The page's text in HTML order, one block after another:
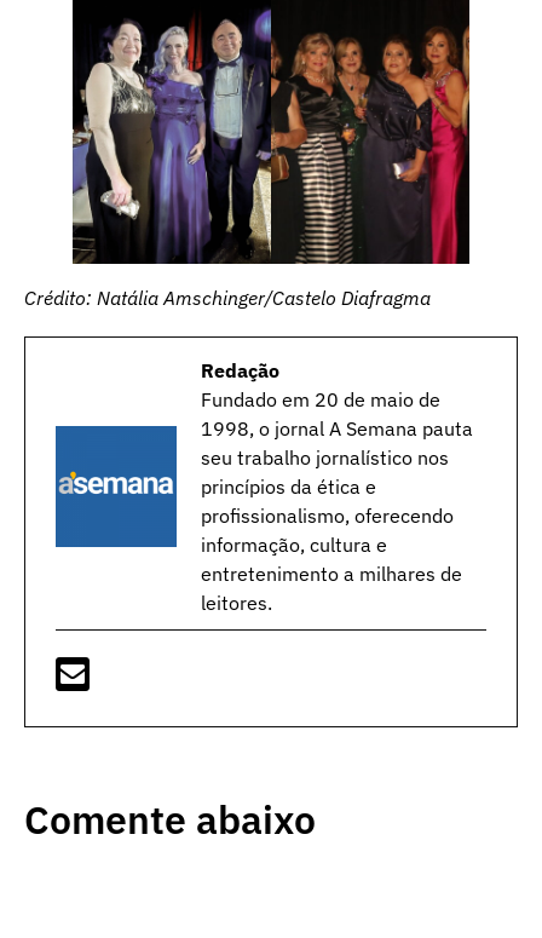
Crédito: Natália Amschinger/Castelo Diafragma
Redação
Fundado em 20 de maio de
1998, o jornal A Semana pauta
seu trabalho jornalístico nos
princípios da ética e
profissionalismo, oferecendo
informação, cultura e
entretenimento a milhares de
leitores.
Comente abaixo